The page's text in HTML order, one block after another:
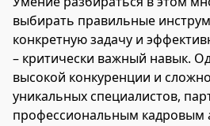
выбирать правильные
конкретную задачу и
– критически важный навык.
высокой конкуренции и
уникальных специалистов,
профессиональным кадровым